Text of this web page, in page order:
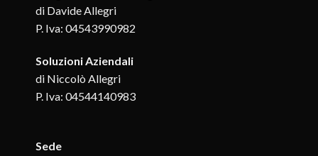
di Davide Allegri
P. Iva: 04543990982
Soluzioni Aziendali
di Niccolò Allegri
P. Iva: 04544140983
Sede